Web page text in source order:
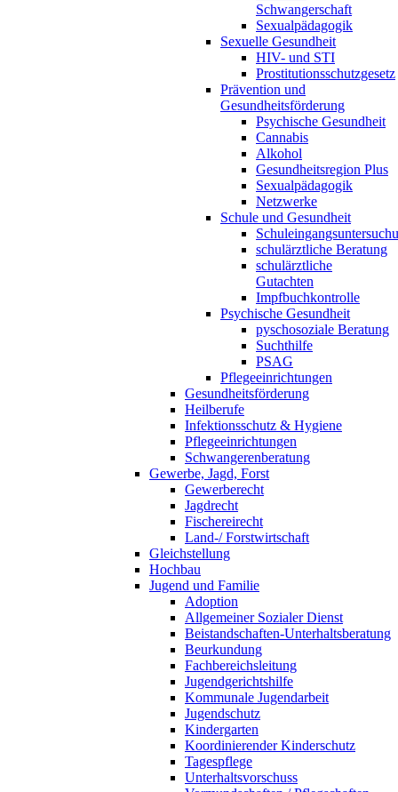
Schwangerschaft
Sexualpädagogik
Sexuelle Gesundheit
HIV- und STI
Prostitutionsschutzgesetz
Prävention und
Gesundheitsförderung
Psychische Gesundheit
Cannabis
Alkohol
Gesundheitsregion Plus
Sexualpädagogik
Netzwerke
Schule und Gesundheit
schulärztliche Beratung
schulärztliche
Gutachten
Impfbuchkontrolle
Psychische Gesundheit
pyschosoziale Beratung
Suchthilfe
PSAG
Pflegeeinrichtungen
Gesundheitsförderung
Heilberufe
Infektionsschutz & Hygiene
Pflegeeinrichtungen
Schwangerenberatung
Gewerbe, Jagd, Forst
Gewerberecht
Jagdrecht
Fischereirecht
Land-/ Forstwirtschaft
Gleichstellung
Hochbau
Jugend und Familie
Adoption
Allgemeiner Sozialer Dienst
Beistandschaften-Unterhaltsberatung
Beurkundung
Fachbereichsleitung
Jugendgerichtshilfe
Kommunale Jugendarbeit
Jugendschutz
Kindergarten
Koordinierender Kinderschutz
Tagespflege
Unterhaltsvorschuss